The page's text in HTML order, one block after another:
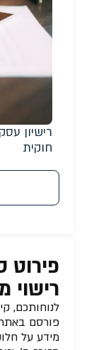
רישיון
חוקית
פירוט
רישוי
פורסם
מידע על